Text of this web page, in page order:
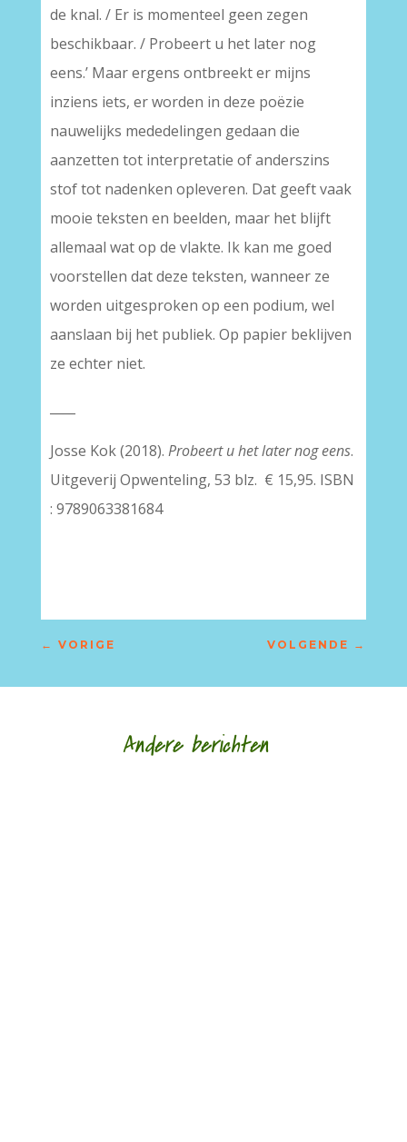
de knal. / Er is momenteel geen zegen
beschikbaar. / Probeert u het later nog
eens.’ Maar ergens ontbreekt er mijns
inziens iets, er worden in deze poëzie
nauwelijks mededelingen gedaan die
aanzetten tot interpretatie of anderszins
stof tot nadenken opleveren. Dat geeft vaak
mooie teksten en beelden, maar het blijft
allemaal wat op de vlakte. Ik kan me goed
voorstellen dat deze teksten, wanneer ze
worden uitgesproken op een podium, wel
aanslaan bij het publiek. Op papier beklijven
ze echter niet.
Josse Kok (2018). Probeert u het later nog eens.
Uitgeverij Opwenteling, 53 blz. € 15,95. ISBN
: 9789063381684
← VORIGE VOLGENDE →
Andere berichten